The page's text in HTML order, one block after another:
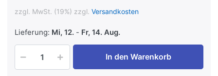
zzgl. MwSt. (19%) zzgl. Versandkosten
Lieferung: Mi, 12. - Fr, 14. Aug.
In den Warenkorb